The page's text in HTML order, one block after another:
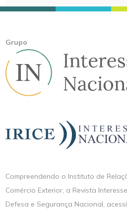
Grupo
Compreendendo o Instituto de
Comércio Exterior, a Revista
Defesa e Segurança Nacional,